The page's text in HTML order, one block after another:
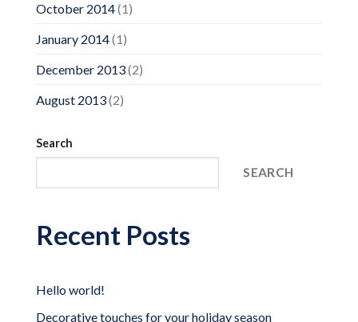
October 2014(1)
January 2014(1)
December 2013(2)
August 2013(2)
Search
SEARCH
Recent Posts
Hello world!
Decorative touches for your holiday season